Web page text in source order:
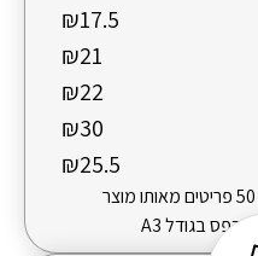
₪17.5
₪21
₪22
₪30
₪25.5